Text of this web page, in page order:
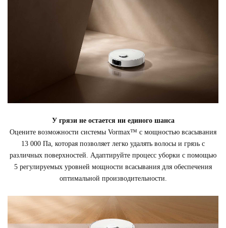
У грязи не остается ни единого шанса
Оцените возможности системы Vormax™ с мощностью всасывания
13 000 Па, которая позволяет легко удалять волосы и грязь с
различных поверхностей. Адаптируйте процесс уборки с помощью
5 регулируемых уровней мощности всасывания для обеспечения
оптимальной производительности.